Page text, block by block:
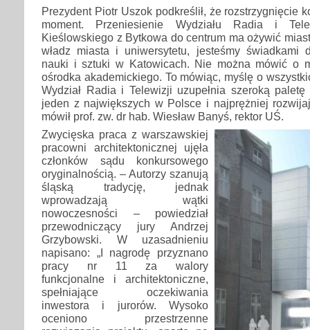
Prezydent Piotr Uszok podkreślił, że rozstrzygnięcie
moment. Przeniesienie Wydziału Radia i
Kieślowskiego z Bytkowa do centrum ma ożywić
władz miasta i uniwersytetu, jesteśmy świadkami
nauki i sztuki w Katowicach. Nie można mówić o
ośrodka akademickiego. To mówiąc, myślę o
Wydział Radia i Telewizji uzupełnia szeroką
jeden z największych w Polsce i najprężniej
mówił prof. zw. dr hab. Wiesław Banyś, rektor UŚ.
Zwycięska praca z warszawskiej
pracowni architektonicznej ujęła
członków sądu konkursowego
oryginalnością. – Autorzy szanują
śląską tradycję, jednak
wprowadzają wątki
nowoczesności – powiedział
przewodniczący jury Andrzej
Grzybowski. W uzasadnieniu
napisano: „I nagrodę przyznano
pracy nr 11 za walory
funkcjonalne i architektoniczne,
spełniające oczekiwania
inwestora i jurorów. Wysoko
oceniono przestrzenne